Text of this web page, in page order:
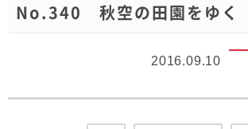
No.340 秋空の田園をゆく
2016.09.10